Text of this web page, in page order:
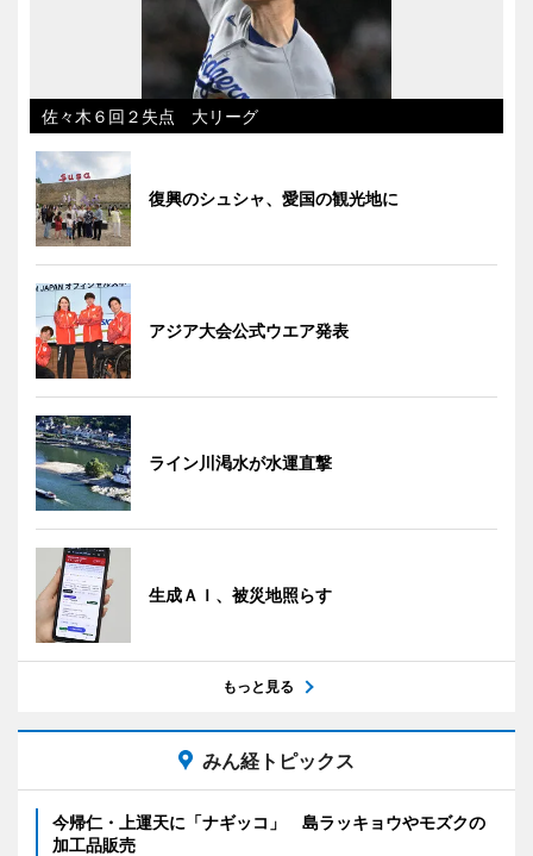
佐々木６回２失点 大リーグ
復興のシュシャ、愛国の観光地に
アジア大会公式ウエア発表
ライン川渇水が水運直撃
生成ＡＩ、被災地照らす
もっと見る
みん経トピックス
今帰仁・上運天に「ナギッコ」 島ラッキョウやモズクの
加工品販売